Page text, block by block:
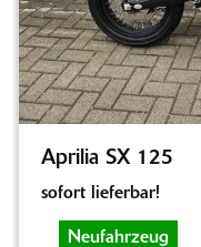
Aprilia SX 125
sofort lieferbar!
Neufahrzeug